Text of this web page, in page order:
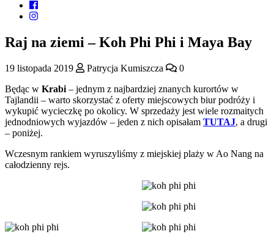
Raj na ziemi – Koh Phi Phi i Maya Bay
19 listopada 2019 Patrycja Kumiszcza
0
Będąc w Krabi – jednym z najbardziej znanych kurortów w
Tajlandii – warto skorzystać z oferty miejscowych biur podróży i
wykupić wycieczkę po okolicy. W sprzedaży jest wiele rozmaitych
jednodniowych wyjazdów – jeden z nich opisałam TUTAJ, a drugi
– poniżej.
Wczesnym rankiem wyruszyliśmy z miejskiej plaży w Ao Nang na
całodzienny rejs.